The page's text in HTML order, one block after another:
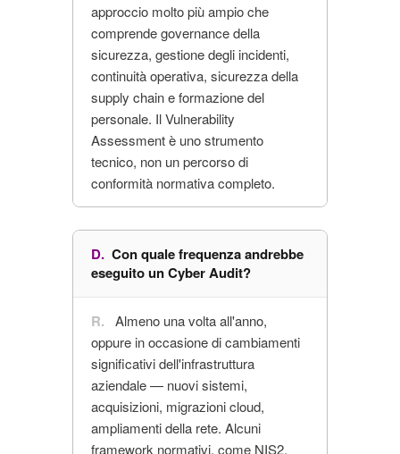
approccio molto più ampio che
comprende governance della
sicurezza, gestione degli incidenti,
continuità operativa, sicurezza della
supply chain e formazione del
personale. Il Vulnerability
Assessment è uno strumento
tecnico, non un percorso di
conformità normativa completo.
Con quale frequenza andrebbe
eseguito un Cyber Audit?
Almeno una volta all'anno,
oppure in occasione di cambiamenti
significativi dell'infrastruttura
aziendale — nuovi sistemi,
acquisizioni, migrazioni cloud,
ampliamenti della rete. Alcuni
framework normativi, come NIS2,